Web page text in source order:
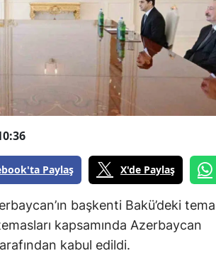
Paylaş X'de Paylaş
başkenti Bakü’deki
kapsamında Azerbaycan
kabul edildi.